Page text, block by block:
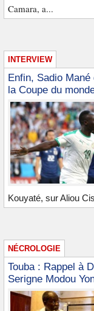
Camara, a...
INTERVIEW
Enfin, Sadio Mané
la Coupe du
Kouyaté, sur Aliou
NÉCROLOGIE
Touba : Rappel à
Serigne Modou